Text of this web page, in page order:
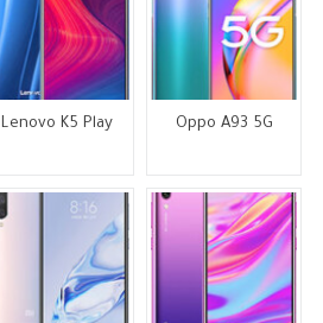
Lenovo K5 Play Oppo A93 5G